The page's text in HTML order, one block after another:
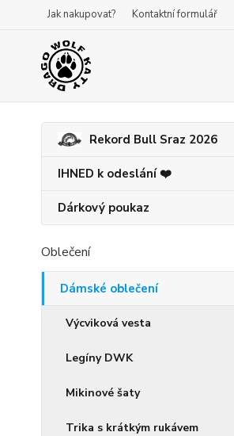
Jak nakupovat? Kontaktní formulář
Rekord Bull Sraz 2026
IHNED k odeslání ❤️
Dárkový poukaz
Oblečení
Dámské oblečení
Výcviková vesta
Legíny DWK
Mikinové šaty
Trika s krátkým rukávem